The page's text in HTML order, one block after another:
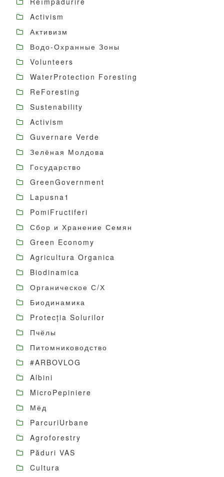
Activism
Активизм
Водо-Охранные Зоны
Volunteers
WaterProtection Foresting
ReForesting
Sustenability
Activism
Guvernare Verde
Зелёная Молдова
Государство
GreenGovernment
Lapusna1
PomiFructiferi
Сбор и Хранение Семян
Green Economy
Agricultura Organica
Biodinamica
Органическое С/Х
Биодинамика
Protecția Solurilor
Пчёлы
Питомниководство
#ARBOVLOG
Albini
MicroPepiniere
Мёд
ParcuriUrbane
Agroforestry
Păduri VAS
Cultura